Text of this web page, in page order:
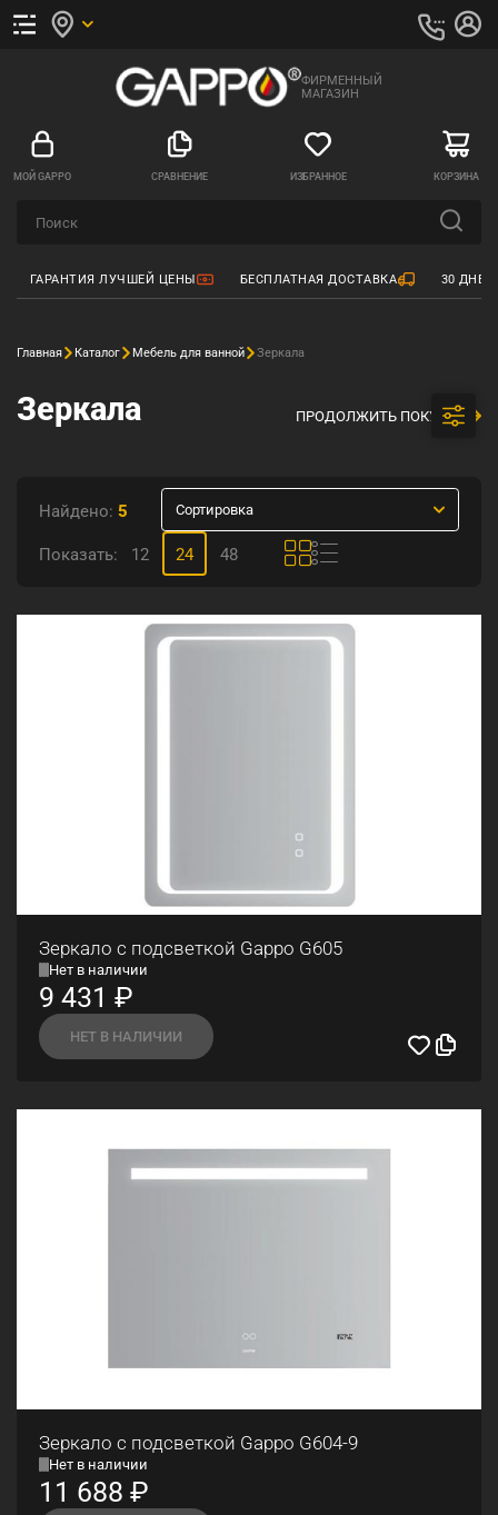
ФИРМЕННЫЙ
МАГАЗИН
МОЙ GAPPO СРАВНЕНИЕ ИЗБРАННОЕ КОРЗИНА
ГАРАНТИЯ ЛУЧШЕЙ ЦЕНЫ БЕСПЛАТНАЯ ДОСТАВКА 30
Главная Каталог Мебель для ванной Зеркала
Зеркала ПРОДОЛЖИТЬ ПОКУПКИ
Найдено: 5 Сортировка
Показать: 12 24 48
Зеркало с подсветкой Gappo G605
Нет в наличии
9 431 ₽
НЕТ В НАЛИЧИИ
Зеркало с подсветкой Gappo G604-9
Нет в наличии
11 688 ₽